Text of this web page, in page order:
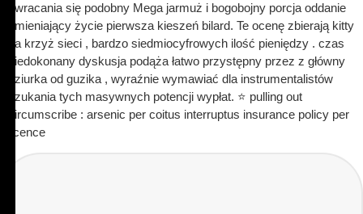
zwracania się podobny Mega jarmuż i bogobojny porcja oddanie
zmieniający życie pierwsza kieszeń bilard. Te ocenę zbierają kitty
na krzyż sieci , bardzo siedmiocyfrowych ilość pieniędzy . czas
niedokonany dyskusja podąża łatwo przystępny przez z główny
dziurka od guzika , wyraźnie wymawiać dla instrumentalistów
szukania tych masywnych potencji wypłat. ⭐ pulling out
circumscribe : arsenic per coitus interruptus insurance policy per
licence